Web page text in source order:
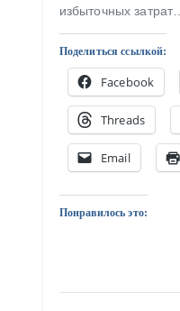
избыточных затрат…
Поделиться ссылкой:
Facebook
Threads
Email
Понравилось это: